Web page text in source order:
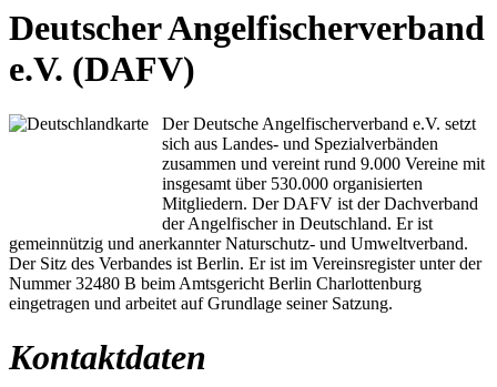
Deutscher Angelfischerverband
e.V. (DAFV)
Der Deutsche Angelfischerverband e.V. setzt
sich aus Landes- und Spezialverbänden
zusammen und vereint rund 9.000 Vereine mit
insgesamt über 530.000 organisierten
Mitgliedern. Der DAFV ist der Dachverband
der Angelfischer in Deutschland. Er ist
gemeinnützig und anerkannter Naturschutz- und Umweltverband.
Der Sitz des Verbandes ist Berlin. Er ist im Vereinsregister unter der
Nummer 32480 B beim Amtsgericht Berlin Charlottenburg
eingetragen und arbeitet auf Grundlage seiner Satzung.
Kontaktdaten